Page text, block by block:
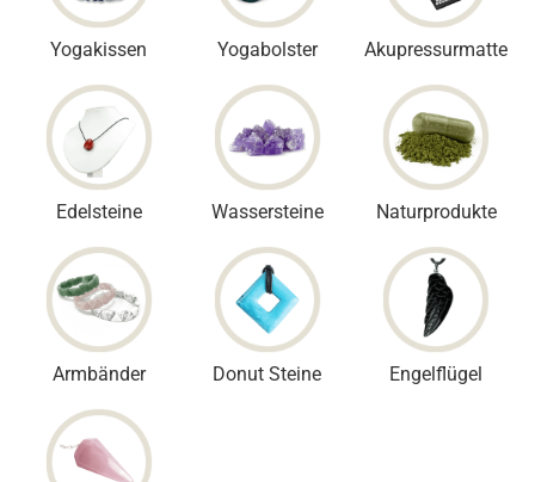
Yogakissen Yogabolster Akupressurmatte
Edelsteine Wassersteine Naturprodukte
Armbänder Donut Steine Engelflügel